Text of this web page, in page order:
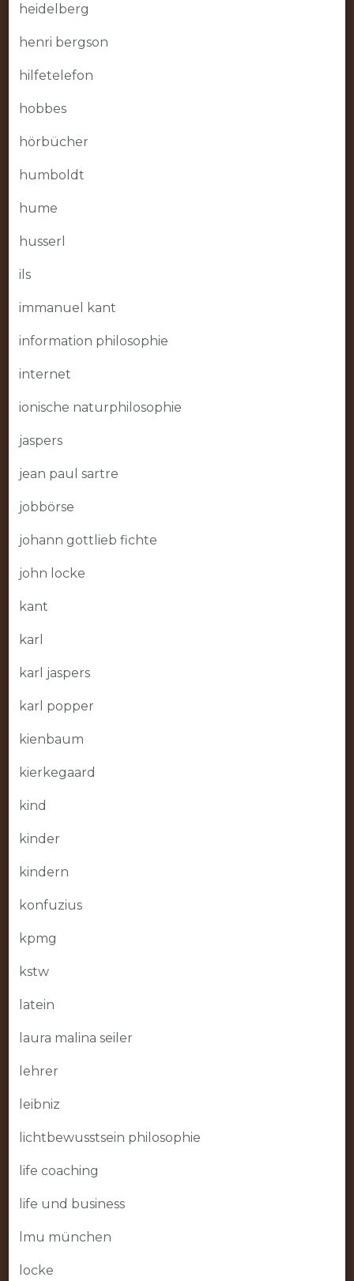
heidelberg
henri bergson
hilfetelefon
hobbes
hörbücher
humboldt
hume
husserl
ils
immanuel kant
information philosophie
internet
ionische naturphilosophie
jaspers
jean paul sartre
jobbörse
johann gottlieb fichte
john locke
kant
karl
karl jaspers
karl popper
kienbaum
kierkegaard
kind
kinder
kindern
konfuzius
kpmg
kstw
latein
laura malina seiler
lehrer
leibniz
lichtbewusstsein philosophie
life coaching
life und business
lmu münchen
locke